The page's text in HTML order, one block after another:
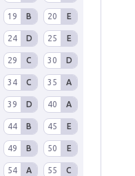
19 B 20 E
24 D 25 E
29 C 30 D
34 C 35 A
39 D 40 A
44 B 45 E
49 B 50 E
54 A 55 C